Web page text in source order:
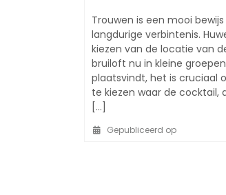
Trouwen is een mooi
langdurige verbintenis.
kiezen van de locatie van
bruiloft nu in kleine
plaatsvindt, het is cruciaal
te kiezen waar de cocktail,
[...]
Gepubliceerd op